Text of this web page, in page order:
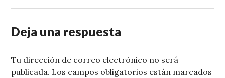
Deja una respuesta
Tu dirección de correo electrónico no será
publicada. Los campos obligatorios están marcados